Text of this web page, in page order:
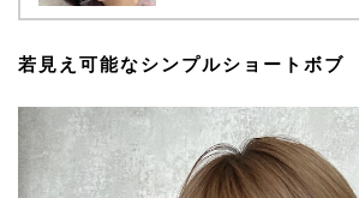
若見え可能なシンプルショートボブ